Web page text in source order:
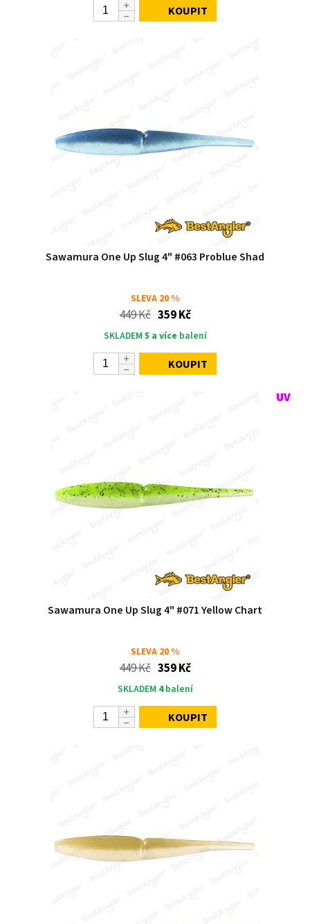
KOUPIT
Sawamura One Up Slug 4" #063 Problue Shad
SLEVA 20 %
449 Kč 359 Kč
SKLADEM 5 a více balení
KOUPIT
Sawamura One Up Slug 4" #071 Yellow Chart
SLEVA 20 %
449 Kč 359 Kč
SKLADEM 4balení
KOUPIT